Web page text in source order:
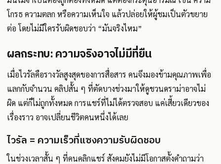
โกรธ ความตลก หรือความเห็นใจ แล้วปล่อยให้ผู้ชมเป็นตัวขยาย
ต่อ โดยไม่มีใครรับผิดชอบว่า “มันจริงไหม”
ผลกระทบ: ความจริงอาจไม่มีที่ยืน
เมื่อไวรัลคือรางวัลสูงสุดของการสื่อสาร คนจึงมองข้ามคุณภาพเพื่อ
แลกกับจำนวน คลิปสั้น ๆ ที่ตัดบางช่วงมาให้ดูชวนดราม่าอาจไม่
ผิด แต่ก็ไม่ถูกทั้งหมด การแชร์ที่ไม่ได้ตรวจสอบ แค่เสี้ยวเดียวของ
เรื่องราว อาจเปลี่ยนชีวิตคนหนึ่งได้เลย
ไวรัล = ความเร็วที่แซงความรับผิดชอบ
ในช่วงเวลาสั้น ๆ ที่คนคลิกแชร์ สังคมยังไม่มีโอกาสตั้งคำถามว่า